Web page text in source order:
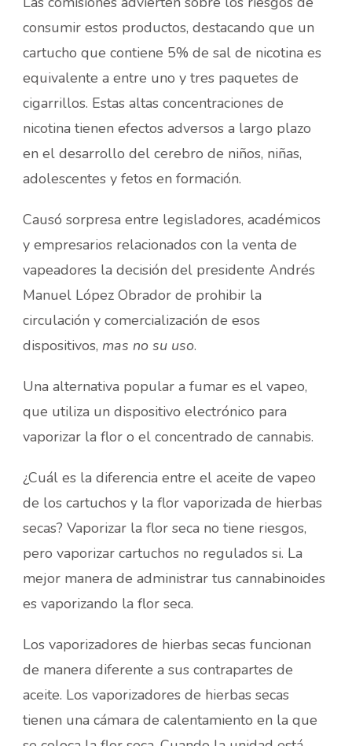
consumir estos productos, destacando que un
cartucho que contiene 5% de sal de nicotina es
equivalente a entre uno y tres paquetes de
cigarrillos. Estas altas concentraciones de
nicotina tienen efectos adversos a largo plazo
en el desarrollo del cerebro de niños, niñas,
adolescentes y fetos en formación.
Causó sorpresa entre legisladores, académicos
y empresarios relacionados con la venta de
vapeadores la decisión del presidente Andrés
Manuel López Obrador de prohibir la
circulación y comercialización de esos
dispositivos, mas no su uso.
Una alternativa popular a fumar es el vapeo,
que utiliza un dispositivo electrónico para
vaporizar la flor o el concentrado de cannabis.
¿Cuál es la diferencia entre el aceite de vapeo
de los cartuchos y la flor vaporizada de hierbas
secas? Vaporizar la flor seca no tiene riesgos,
pero vaporizar cartuchos no regulados si. La
mejor manera de administrar tus cannabinoides
es vaporizando la flor seca.
Los vaporizadores de hierbas secas funcionan
de manera diferente a sus contrapartes de
aceite. Los vaporizadores de hierbas secas
tienen una cámara de calentamiento en la que